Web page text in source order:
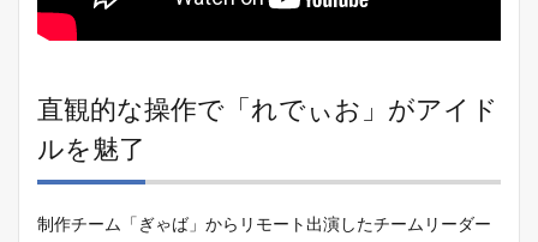
直観的な操作で「れでぃお」がアイド
ルを魅了
制作チーム「ぎゃば」からリモート出演したチームリーダー